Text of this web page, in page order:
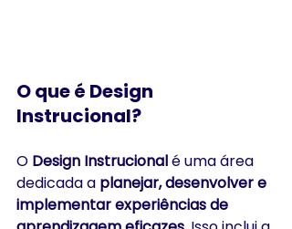
O que é Design
Instrucional?
O Design Instrucional é uma área
dedicada a planejar, desenvolver e
implementar experiências de